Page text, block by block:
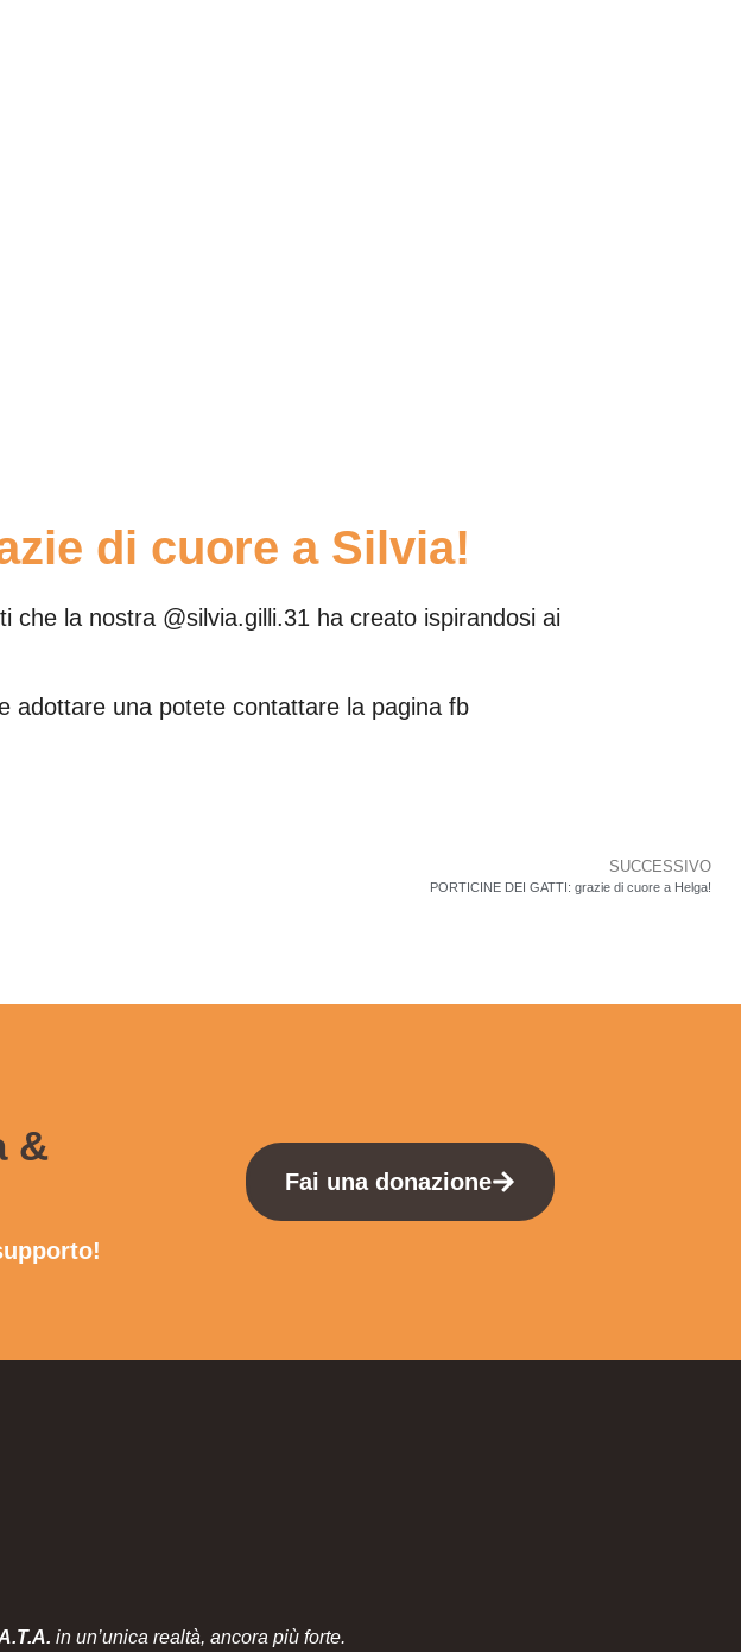
di cuore a Silvia!
la nostra @silvia.gilli.31 ha creato ispirandosi ai
adottare una potete contattare la pagina fb
SUCCESSIVO
PORTICINE DEI GATTI: grazie di cuore a Helga!
&
Fai una donazione
in un’unica realtà, ancora più forte.